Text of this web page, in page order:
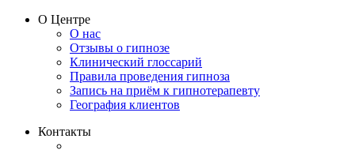
О Центре
О нас
Отзывы о гипнозе
Клинический глоссарий
Правила проведения гипноза
Запись на приём к гипнотерапевту
География клиентов
Контакты